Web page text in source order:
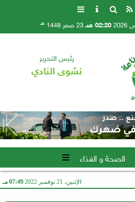
02:20 صـ 23 صفر 1448 هـ
رئيس التحرير
نشوى النادي
الصحة و الغذاء
الإثنين، 21 نوفمبر 2022 07:49 مـ